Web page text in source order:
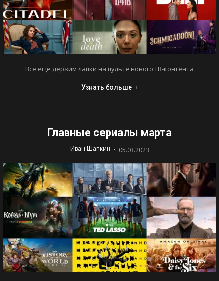
Все еще держим лапки на пульте нового ТВ-контента
Узнать больше
Главные сериалы марта
Иван Шапкин - 05.03.2023